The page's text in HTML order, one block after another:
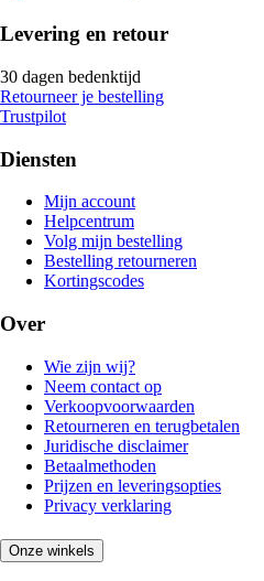
Levering en retour
30 dagen bedenktijd
Retourneer je bestelling
Trustpilot
Diensten
Mijn account
Helpcentrum
Volg mijn bestelling
Bestelling retourneren
Kortingscodes
Over
Wie zijn wij?
Neem contact op
Verkoopvoorwaarden
Retourneren en terugbetalen
Juridische disclaimer
Betaalmethoden
Prijzen en leveringsopties
Privacy verklaring
Onze winkels